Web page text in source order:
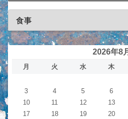
2026年8
月 火 水 木
3
4 5 6
10
11 12 13
17
18 19 20